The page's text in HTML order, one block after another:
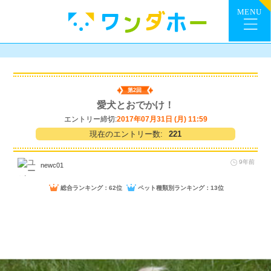
第2回
愛犬とおでかけ！
エントリー締切:2017年07月31日 (月) 11:59
現在のエントリー数: 221
newc01 9年前
総合ランキング：62位 ペット種類別ランキング：13位